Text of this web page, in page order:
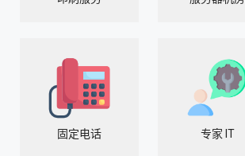
固定电话 专家 IT